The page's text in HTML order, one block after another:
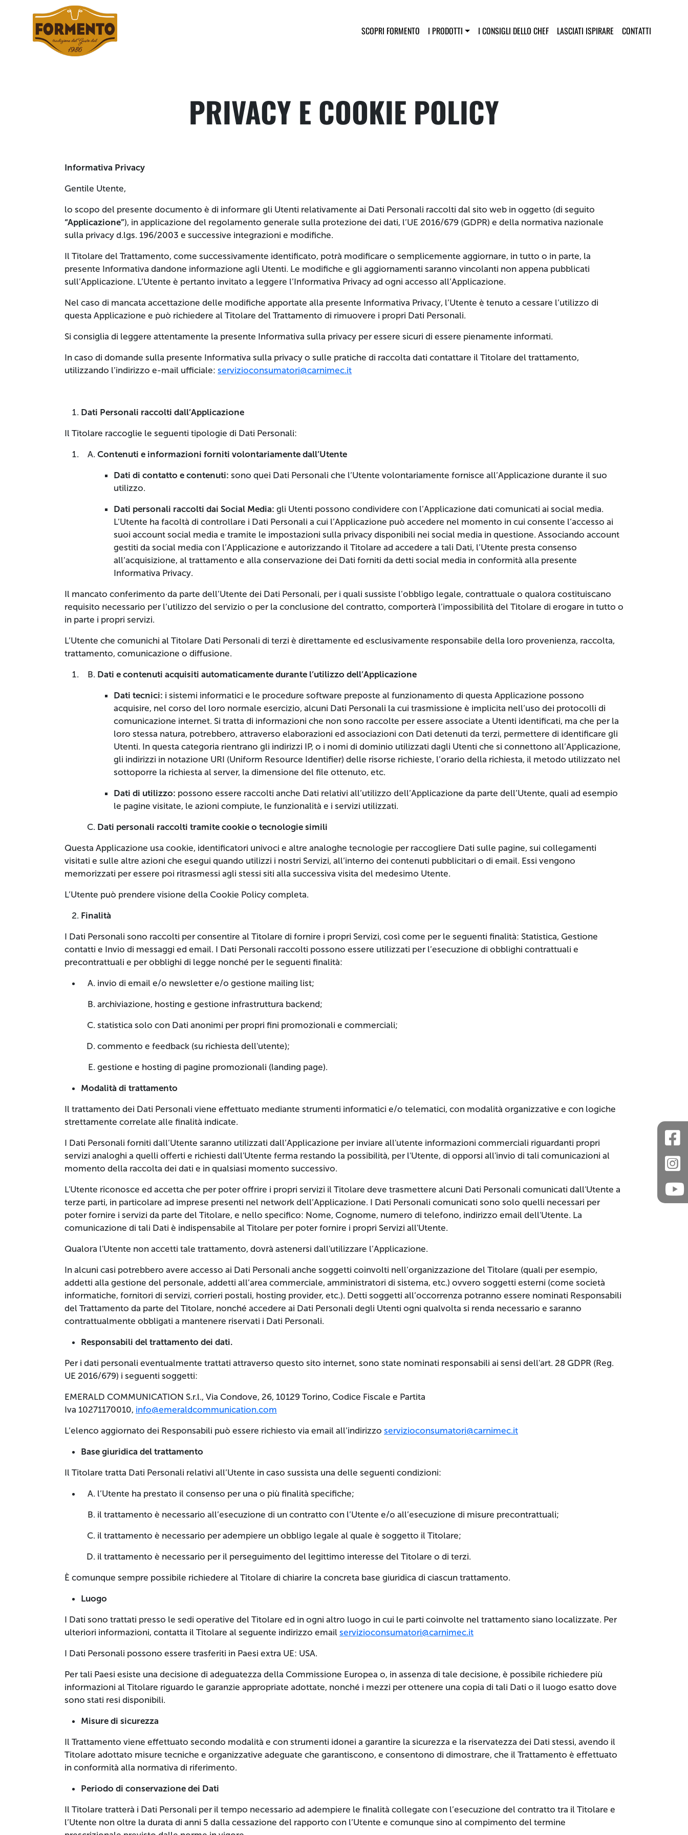
Navigazione principale
SCOPRI FORMENTO I PRODOTTI I CONSIGLI DELLO CHEF LASCIATI ISPIRARE CONTATTI
PRIVACY E COOKIE POLICY
Informativa Privacy
Gentile Utente,
lo scopo del presente documento è di informare gli Utenti relativamente ai Dati Personali raccolti dal sito web in oggetto (di seguito
“Applicazione”), in applicazione del regolamento generale sulla protezione dei dati, l’UE 2016/679 (GDPR) e della normativa nazionale
sulla privacy d.lgs. 196/2003 e successive integrazioni e modifiche.
Il Titolare del Trattamento, come successivamente identificato, potrà modificare o semplicemente aggiornare, in tutto o in parte, la
presente Informativa dandone informazione agli Utenti. Le modifiche e gli aggiornamenti saranno vincolanti non appena pubblicati
sull’Applicazione. L’Utente è pertanto invitato a leggere l’Informativa Privacy ad ogni accesso all’Applicazione.
Nel caso di mancata accettazione delle modifiche apportate alla presente Informativa Privacy, l’Utente è tenuto a cessare l’utilizzo di
questa Applicazione e può richiedere al Titolare del Trattamento di rimuovere i propri Dati Personali.
Si consiglia di leggere attentamente la presente Informativa sulla privacy per essere sicuri di essere pienamente informati.
In caso di domande sulla presente Informativa sulla privacy o sulle pratiche di raccolta dati contattare il Titolare del trattamento,
utilizzando l’indirizzo e-mail ufficiale: servizioconsumatori@carnimec.it
Dati Personali raccolti dall’Applicazione
Il Titolare raccoglie le seguenti tipologie di Dati Personali:
Contenuti e informazioni forniti volontariamente dall’Utente
Dati di contatto e contenuti: sono quei Dati Personali che l’Utente volontariamente fornisce all’Applicazione durante il suo
utilizzo.
Dati personali raccolti dai Social Media: gli Utenti possono condividere con l’Applicazione dati comunicati ai social media.
L’Utente ha facoltà di controllare i Dati Personali a cui l’Applicazione può accedere nel momento in cui consente l’accesso ai
suoi account social media e tramite le impostazioni sulla privacy disponibili nei social media in questione. Associando account
gestiti da social media con l’Applicazione e autorizzando il Titolare ad accedere a tali Dati, l’Utente presta consenso
all’acquisizione, al trattamento e alla conservazione dei Dati forniti da detti social media in conformità alla presente
Informativa Privacy.
Il mancato conferimento da parte dell’Utente dei Dati Personali, per i quali sussiste l’obbligo legale, contrattuale o qualora costituiscano
requisito necessario per l’utilizzo del servizio o per la conclusione del contratto, comporterà l’impossibilità del Titolare di erogare in tutto o
in parte i propri servizi.
L’Utente che comunichi al Titolare Dati Personali di terzi è direttamente ed esclusivamente responsabile della loro provenienza, raccolta,
trattamento, comunicazione o diffusione.
Dati e contenuti acquisiti automaticamente durante l’utilizzo dell’Applicazione
Dati tecnici: i sistemi informatici e le procedure software preposte al funzionamento di questa Applicazione possono
acquisire, nel corso del loro normale esercizio, alcuni Dati Personali la cui trasmissione è implicita nell’uso dei protocolli di
comunicazione internet. Si tratta di informazioni che non sono raccolte per essere associate a Utenti identificati, ma che per la
loro stessa natura, potrebbero, attraverso elaborazioni ed associazioni con Dati detenuti da terzi, permettere di identificare gli
Utenti. In questa categoria rientrano gli indirizzi IP, o i nomi di dominio utilizzati dagli Utenti che si connettono all’Applicazione,
gli indirizzi in notazione URI (Uniform Resource Identifier) delle risorse richieste, l’orario della richiesta, il metodo utilizzato nel
sottoporre la richiesta al server, la dimensione del file ottenuto, etc.
Dati di utilizzo: possono essere raccolti anche Dati relativi all’utilizzo dell’Applicazione da parte dell’Utente, quali ad esempio
le pagine visitate, le azioni compiute, le funzionalità e i servizi utilizzati.
Dati personali raccolti tramite cookie o tecnologie simili
Questa Applicazione usa cookie, identificatori univoci e altre analoghe tecnologie per raccogliere Dati sulle pagine, sui collegamenti
visitati e sulle altre azioni che esegui quando utilizzi i nostri Servizi, all’interno dei contenuti pubblicitari o di email. Essi vengono
memorizzati per essere poi ritrasmessi agli stessi siti alla successiva visita del medesimo Utente.
L’Utente può prendere visione della Cookie Policy completa.
Finalità
I Dati Personali sono raccolti per consentire al Titolare di fornire i propri Servizi, così come per le seguenti finalità: Statistica, Gestione
contatti e Invio di messaggi ed email. I Dati Personali raccolti possono essere utilizzati per l’esecuzione di obblighi contrattuali e
precontrattuali e per obblighi di legge nonché per le seguenti finalità:
invio di email e/o newsletter e/o gestione mailing list;
archiviazione, hosting e gestione infrastruttura backend;
statistica solo con Dati anonimi per propri fini promozionali e commerciali;
commento e feedback (su richiesta dell'utente);
gestione e hosting di pagine promozionali (landing page).
Modalità di trattamento
Il trattamento dei Dati Personali viene effettuato mediante strumenti informatici e/o telematici, con modalità organizzative e con logiche
strettamente correlate alle finalità indicate.
I Dati Personali forniti dall’Utente saranno utilizzati dall’Applicazione per inviare all'utente informazioni commerciali riguardanti propri
servizi analoghi a quelli offerti e richiesti dall'Utente ferma restando la possibilità, per l'Utente, di opporsi all'invio di tali comunicazioni al
momento della raccolta dei dati e in qualsiasi momento successivo.
L'Utente riconosce ed accetta che per poter offrire i propri servizi il Titolare deve trasmettere alcuni Dati Personali comunicati dall'Utente a
terze parti, in particolare ad imprese presenti nel network dell’Applicazione. I Dati Personali comunicati sono solo quelli necessari per
poter fornire i servizi da parte del Titolare, e nello specifico: Nome, Cognome, numero di telefono, indirizzo email dell'Utente. La
comunicazione di tali Dati è indispensabile al Titolare per poter fornire i propri Servizi all'Utente.
Qualora l'Utente non accetti tale trattamento, dovrà astenersi dall'utilizzare l’Applicazione.
In alcuni casi potrebbero avere accesso ai Dati Personali anche soggetti coinvolti nell’organizzazione del Titolare (quali per esempio,
addetti alla gestione del personale, addetti all’area commerciale, amministratori di sistema, etc.) ovvero soggetti esterni (come società
informatiche, fornitori di servizi, corrieri postali, hosting provider, etc.). Detti soggetti all’occorrenza potranno essere nominati Responsabili
del Trattamento da parte del Titolare, nonché accedere ai Dati Personali degli Utenti ogni qualvolta si renda necessario e saranno
contrattualmente obbligati a mantenere riservati i Dati Personali.
Responsabili del trattamento dei dati.
Per i dati personali eventualmente trattati attraverso questo sito internet, sono state nominati responsabili ai sensi dell'art. 28 GDPR (Reg.
UE 2016/679) i seguenti soggetti:
EMERALD COMMUNICATION S.r.l., Via Condove, 26, 10129 Torino, Codice Fiscale e Partita
Iva 10271170010, info@emeraldcommunication.com
L’elenco aggiornato dei Responsabili può essere richiesto via email all’indirizzo servizioconsumatori@carnimec.it
Base giuridica del trattamento
Il Titolare tratta Dati Personali relativi all’Utente in caso sussista una delle seguenti condizioni:
l’Utente ha prestato il consenso per una o più finalità specifiche;
il trattamento è necessario all’esecuzione di un contratto con l’Utente e/o all’esecuzione di misure precontrattuali;
il trattamento è necessario per adempiere un obbligo legale al quale è soggetto il Titolare;
il trattamento è necessario per il perseguimento del legittimo interesse del Titolare o di terzi.
È comunque sempre possibile richiedere al Titolare di chiarire la concreta base giuridica di ciascun trattamento.
Luogo
I Dati sono trattati presso le sedi operative del Titolare ed in ogni altro luogo in cui le parti coinvolte nel trattamento siano localizzate. Per
ulteriori informazioni, contatta il Titolare al seguente indirizzo email servizioconsumatori@carnimec.it
I Dati Personali possono essere trasferiti in Paesi extra UE: USA.
Per tali Paesi esiste una decisione di adeguatezza della Commissione Europea o, in assenza di tale decisione, è possibile richiedere più
informazioni al Titolare riguardo le garanzie appropriate adottate, nonché i mezzi per ottenere una copia di tali Dati o il luogo esatto dove
sono stati resi disponibili.
Misure di sicurezza
Il Trattamento viene effettuato secondo modalità e con strumenti idonei a garantire la sicurezza e la riservatezza dei Dati stessi, avendo il
Titolare adottato misure tecniche e organizzative adeguate che garantiscono, e consentono di dimostrare, che il Trattamento è effettuato
in conformità alla normativa di riferimento.
Periodo di conservazione dei Dati
Il Titolare tratterà i Dati Personali per il tempo necessario ad adempiere le finalità collegate con l’esecuzione del contratto tra il Titolare e
l’Utente non oltre la durata di anni 5 dalla cessazione del rapporto con l’Utente e comunque sino al compimento del termine